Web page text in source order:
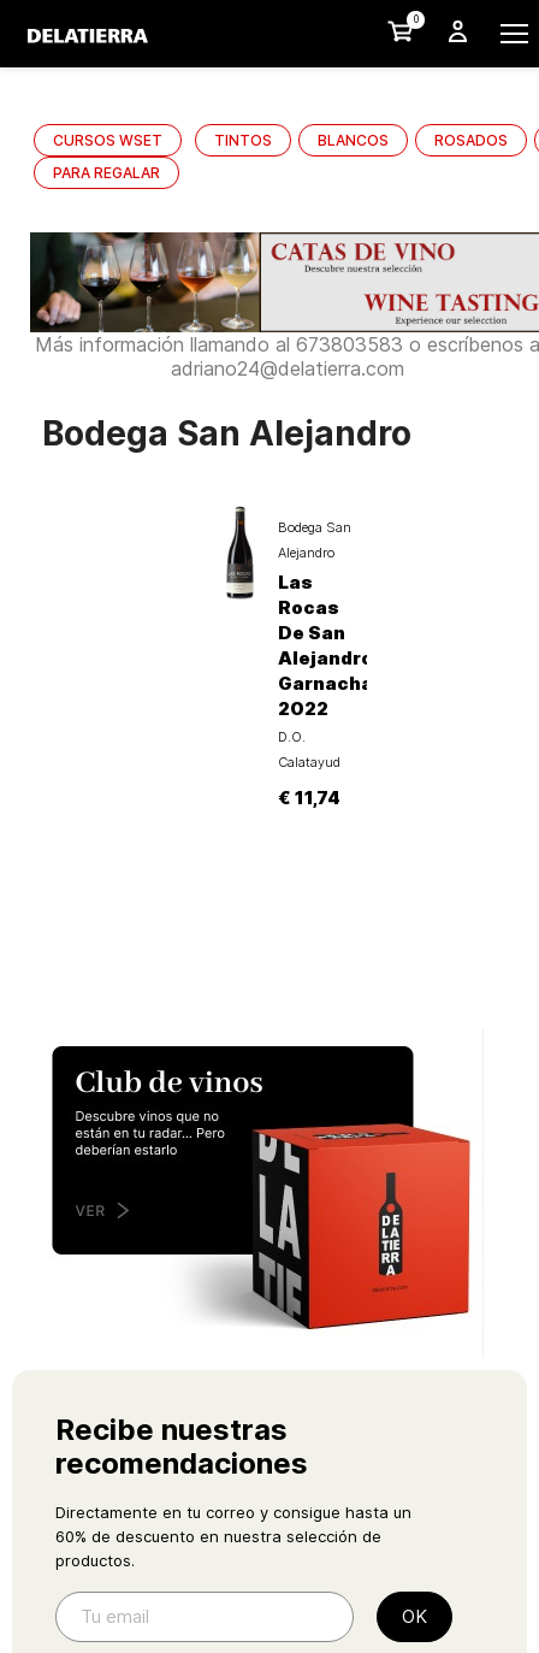
0
CURSOS WSET TINTOS BLANCOS
ROSADOS
PARA REGALAR
Más información llamando al 673803583 o escríbenos a
adriano24@delatierra.com
Bodega San Alejandro
Bodega San
Alejandro
Las
Rocas
De San
Alejandro
Garnacha
2022
D.O.
Calatayud
€ 11,74
Recibe nuestras
recomendaciones
Directamente en tu correo y consigue hasta un
60% de descuento en nuestra selección de
productos.